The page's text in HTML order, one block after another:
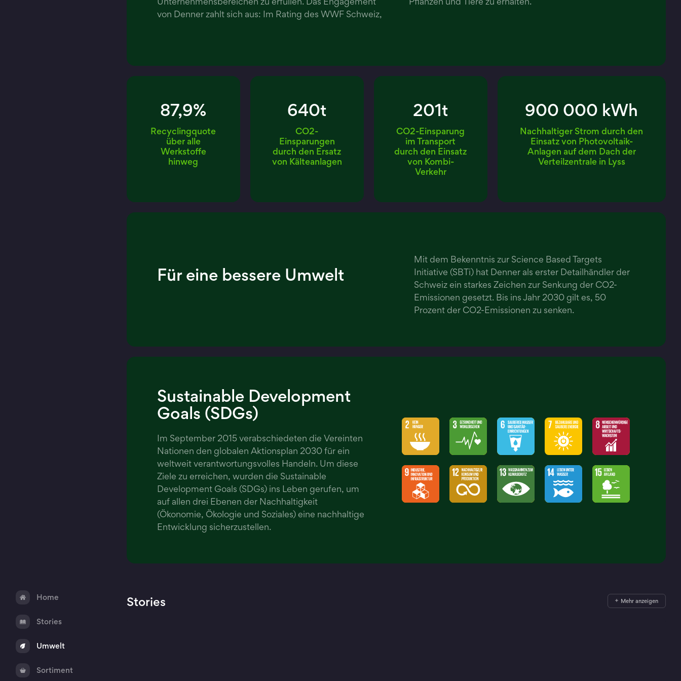
Home
Stories
Umwelt
Sortiment
von Denner zahlt sich aus: Im Rating des WWF Schweiz,
87,9%
Recyclingquote
über alle
Werkstoffe
hinweg
640t
CO2-
Einsparungen
durch den Ersatz
von Kälteanlagen
201t
CO2-Einsparung
im Transport
durch den Einsatz
von Kombi-
Verkehr
900 000 kWh
Nachhaltiger Strom durch den
Einsatz von Photovoltaik-
Anlagen auf dem Dach der
Verteilzentrale in Lyss
Für eine bessere Umwelt
Mit dem Bekenntnis zur Science Based Targets
Initiative (SBTi) hat Denner als erster Detailhändler der
Schweiz ein starkes Zeichen zur Senkung der CO2­-
Emissionen gesetzt. Bis ins Jahr 2030 gilt es, 50
Prozent der CO2-Emissionen zu senken.
Sustainable Development
Goals (SDGs)
Im September 2015 verabschiedeten die Vereinten
Nationen den globalen Aktionsplan 2030 für ein
weltweit verantwortungsvolles Handeln. Um diese
Ziele zu erreichen, wurden die Sustainable
Development Goals (SDGs) ins Leben gerufen, um
auf allen drei Ebenen der Nachhaltigkeit
(Ökonomie, Ökologie und Soziales) eine nachhaltige
Entwicklung sicherzustellen.
Stories Mehr anzeigen